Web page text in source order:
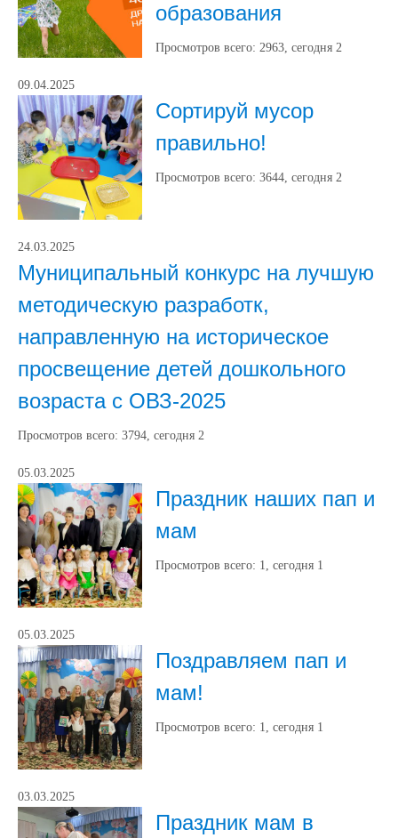
образования
Просмотров всего: 2963, сегодня 2
09.04.2025
Сортируй мусор
правильно!
Просмотров всего: 3644, сегодня 2
24.03.2025
Муниципальный конкурс на лучшую
методическую разработк,
направленную на историческое
просвещение детей дошкольного
возраста с ОВЗ-2025
Просмотров всего: 3794, сегодня 2
05.03.2025
Праздник наших пап и
мам
Просмотров всего: 1, сегодня 1
05.03.2025
Поздравляем пап и
мам!
Просмотров всего: 1, сегодня 1
03.03.2025
Праздник мам в